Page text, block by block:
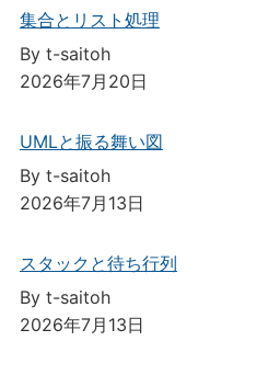
集合とリスト処理
By t-saitoh
2026年7月20日
UMLと振る舞い図
By t-saitoh
2026年7月13日
スタックと待ち行列
By t-saitoh
2026年7月13日